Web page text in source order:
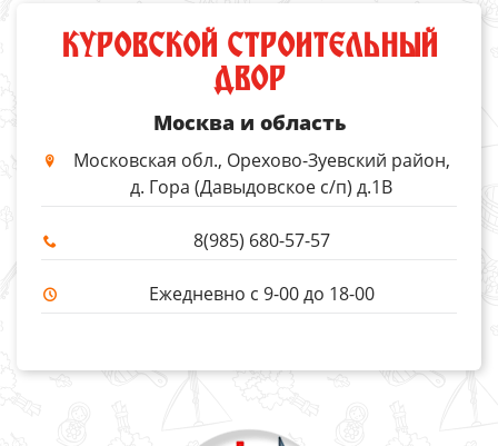
КУРОВСКОЙ СТРОИТЕЛЬНЫЙ
ДВОР
Москва и область
Московская обл., Орехово-Зуевский район,
д. Гора (Давыдовское с/п) д.1В
8(985) 680-57-57
Ежедневно с 9-00 до 18-00